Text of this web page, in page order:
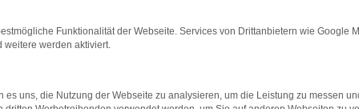
auf unserer Website. Haftungsansprüche gegen den Autor,
durch die Nutzung oder Nichtnutzung der dargebotenen
unvollständiger Informationen verursacht wurden, sind
nachweislich vorsätzliches oder grob fahrlässiges
Der Autor behält es sich ausdrücklich vor, Teile der Seiten
verändern, zu ergänzen, zu löschen oder die Veröffentlichung
Funktionalität der Webseite. Services von Drittanbietern wie Google
weitere werden aktiviert.
es uns, die Nutzung der Webseite zu analysieren, um die Leistung zu messen